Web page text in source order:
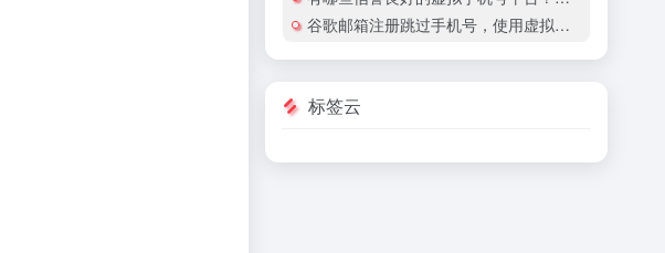
谷歌邮箱注册跳过手机号，使用虚拟手机号注册谷歌邮箱安全吗？
标签云